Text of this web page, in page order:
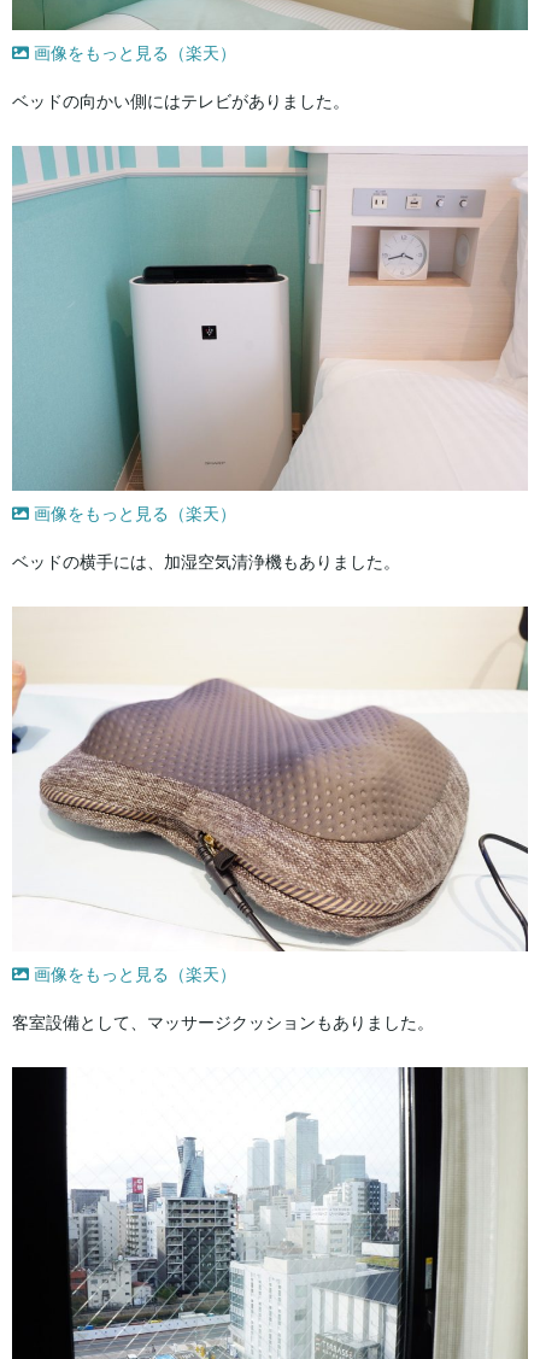
画像をもっと見る（楽天）
ベッドの向かい側にはテレビがありました。
画像をもっと見る（楽天）
ベッドの横手には、加湿空気清浄機もありました。
画像をもっと見る（楽天）
客室設備として、マッサージクッションもありました。